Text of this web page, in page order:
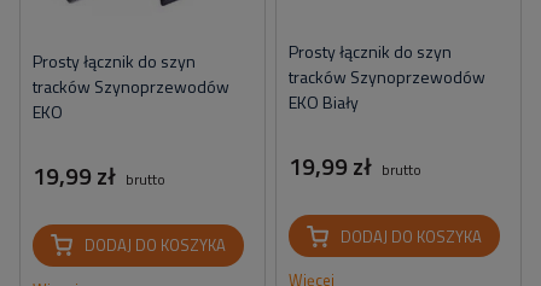
Prosty łącznik do szyn
tracków Szynoprzewodów
EKO
19,99 zł brutto
DODAJ DO KOSZYKA
Prosty łącznik do szyn
tracków Szynoprzewodów
EKO Biały
19,99 zł brutto
DODAJ DO KOSZYKA
Więcej